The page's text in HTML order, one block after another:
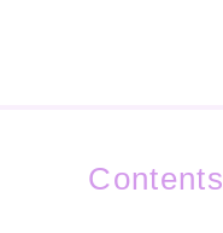
Contents